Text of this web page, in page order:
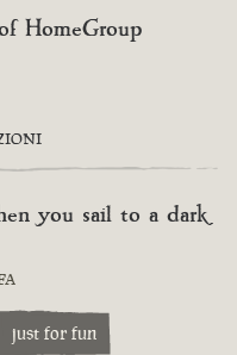
HomeGroup
you sail to a dark
just for fun